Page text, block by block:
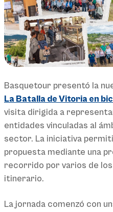
Basquetour presentó la
La Batalla de Vitoria en
visita dirigida a
entidades vinculadas al
sector. La iniciativa
propuesta mediante una
recorrido por varios de
itinerario.
La jornada comenzó con